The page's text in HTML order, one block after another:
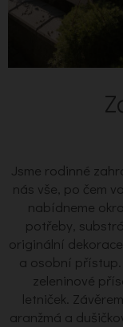
Jsme rodinné
nás vše, po čem
nabídneme
potřeby,
originální
a osobní
zeleninové
letniček.
aranžmá a